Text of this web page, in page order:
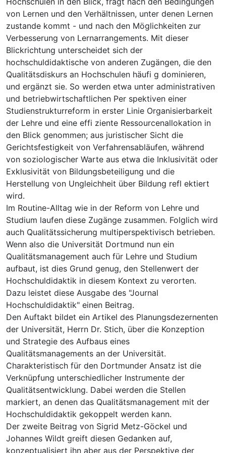
von Lernen und den Verhältnissen, unter denen Lernen
zustande kommt - und nach den Möglichkeiten zur
Verbesserung von Lernarrangements. Mit dieser
Blickrichtung unterscheidet sich der
hochschuldidaktische von anderen Zugängen, die den
Qualitätsdiskurs an Hochschulen häufi g dominieren,
und ergänzt sie. So werden etwa unter administrativen
und betriebwirtschaftlichen Per spektiven einer
Studienstrukturreform in erster Linie Organisierbarkeit
der Lehre und eine effi ziente Ressourcenallokation in
den Blick genommen; aus juristischer Sicht die
Gerichtsfestigkeit von Verfahrensabläufen, während
von soziologischer Warte aus etwa die Inklusivität oder
Exklusivität von Bildungsbeteiligung und die
Herstellung von Ungleichheit über Bildung refl ektiert
wird.
Im Routine-Alltag wie in der Reform von Lehre und
Studium laufen diese Zugänge zusammen. Folglich wird
auch Qualitätssicherung multiperspektivisch betrieben.
Wenn also die Universität Dortmund nun ein
Qualitätsmanagement auch für Lehre und Studium
aufbaut, ist dies Grund genug, den Stellenwert der
Hochschuldidaktik in diesem Kontext zu verorten.
Dazu leistet diese Ausgabe des "Journal
Hochschuldidaktik" einen Beitrag.
Den Auftakt bildet ein Artikel des Planungsdezernenten
der Universität, Herrn Dr. Stich, über die Konzeption
und Strategie des Aufbaus eines
Qualitätsmanagements an der Universität.
Charakteristisch für den Dortmunder Ansatz ist die
Verknüpfung unterschiedlicher Instrumente der
Qualitätsentwicklung. Dabei werden die Stellen
markiert, an denen das Qualitätsmanagement mit der
Hochschuldidaktik gekoppelt werden kann.
Der zweite Beitrag von Sigrid Metz-Göckel und
Johannes Wildt greift diesen Gedanken auf,
konzeptualisiert ihn aber aus der Perspektive der